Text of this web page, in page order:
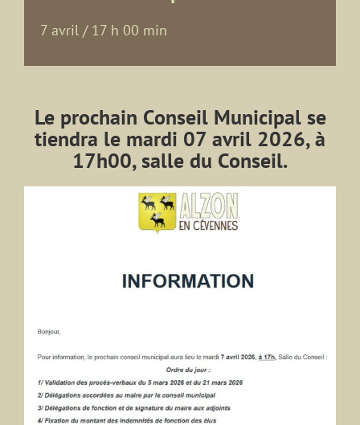
7 avril / 17 h 00 min
Le prochain Conseil Municipal se
tiendra le mardi 07 avril 2026, à
17h00, salle du Conseil.